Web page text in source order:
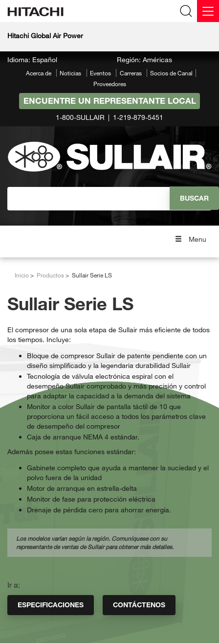
Hitachi Global Air Power
Idioma: Español Región: Américas
Acerca de Noticias Eventos Carreras
Socios de Canal
Proveedores
ENCUENTRE UN REPRESENTANTE LOCAL
1-800-SULLAIR 1-219-879-5451
Menu
Inicio Productos Sullair Serie LS
Sullair Serie LS
El compresor de una sola etapa de Sullair más eficiente de todos
los tiempos. Incluye:
Bloque de compresor Sullair de patente pendiente con un
diseño simplificado y la legendaria durabilidad Sullair
Tecnología de válvula electrónica espiral con el
desempeño Sullair comprobado y más precisión y control
para adaptar la capacidad a la demanda del sistema
Monitor a color Sullair de pantalla táctil de 10 que
proporciona un fácil acceso a todos los parámetros clave
de desempeño del compresor
Caja de arranque NEMA 4 estándar.
Además posee estas funciones estándar:
Gabinete completo que ayuda a mantener la suciedad y el
polvo fuera de la unidad
Motor de arranque en estrella-delta
Monitor de fase para protección eléctrica
Drenaje de pérdida cero para ahorrar energía.
Los modelos varían según la región. Comuníquese con su
representante de ventas de Sullair para obtener más detalles.
Ir a:
ESPECIFICACIONES CONTÁCTENOS